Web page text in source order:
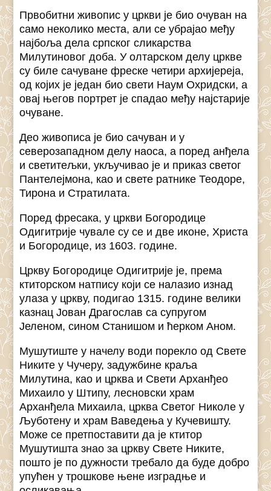
Првобитни живопис у цркви је био очуван на
само неколико места, али се убрајао међу
најбоља дела српског сликарства
Милутиновог доба. У олтарском делу цркве
су биле сачуване фреске четири архијереја,
од којих је један био свети Наум Охридски, а
овај његов портрет је спадао међу најстарије
очуване.
Део живописа је био сачуван и у
северозападном делу наоса, а поред анђела
и светитељки, укључивао је и приказ светог
Пантелејмона, као и свете ратнике Теодоре,
Тирона и Стратилата.
Поред фресака, у цркви Богородице
Одигитрије чувале су се и две иконе, Христа
и Богородице, из 1603. године.
Цркву Богородице Одигитрије је, према
ктиторском натпису који се налазио изнад
улаза у цркву, подигао 1315. године велики
казнац Јован Драгослав са супругом
Јеленом, сином Станишом и ћерком Аном.
Мушутиште у начелу води порекло од Свете
Никите у Чучеру, задужбине краља
Милутина, као и црква и Свети Арханђео
Михаило у Штипу, лесновски храм
Арханђела Михаила, црква Светог Николе у
Љуботену и храм Ваведења у Кучевишту.
Може се претпоставити да је ктитор
Мушутишта знао за цркву Свете Никите,
пошто је по дужности требало да буде добро
упућен у трошкове њене изградње и